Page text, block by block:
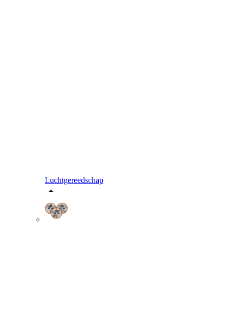
Luchtgereedschap